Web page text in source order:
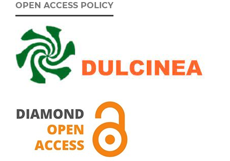
OPEN ACCESS POLICY